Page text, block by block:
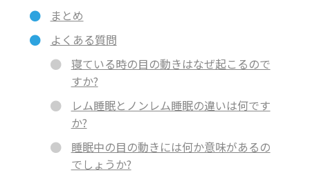
まとめ
よくある質問
寝ている時の目の動きはなぜ起こるので
すか?
レム睡眠とノンレム睡眠の違いは何です
か?
睡眠中の目の動きには何か意味があるの
でしょうか?